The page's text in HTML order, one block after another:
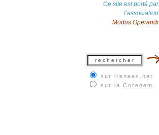
Ce site est porté par
l’association
Modus Operandi
sur irenees.net
sur la Coredem